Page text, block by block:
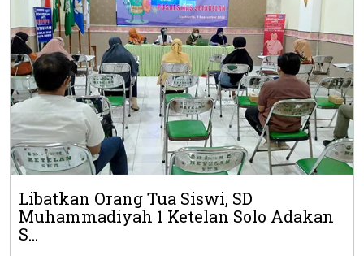
Libatkan Orang Tua Siswi, SD
Muhammadiyah 1 Ketelan Solo Adakan
S...